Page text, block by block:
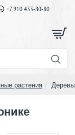
+7 910 433-80-80
растения